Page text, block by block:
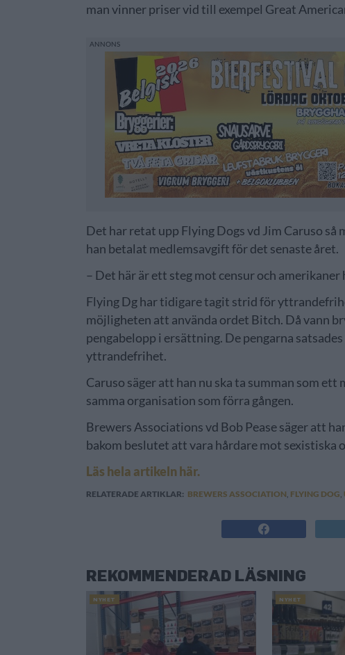
man vinner priser vid till exempel Great
Det har retat upp Flying Dogs vd Jim Caruso
han betalat medlemsavgift för det senaste året.
– Det här är ett steg mot censur och
Flying Dg har tidigare tagit strid för
möjligheten att använda ordet Bitch. Då vann
pengabelopp i ersättning. De pengarna
yttrandefrihet.
Caruso säger att han nu ska ta summan som
samma organisation som förra gången.
Brewers Associations vd Bob Pease säger att
bakom beslutet att vara hårdare mot sexistiska
Läs hela artikeln här.
RELATERADE ARTIKLAR: BREWERS ASSOCIATION, FLYING DOG,
REKOMMENDERAD LÄSNING
NYHET NYHET